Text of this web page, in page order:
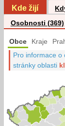
Kde žijí
Osobnosti (369)
Obce Kraje
Pro informace o
stránky oblasti